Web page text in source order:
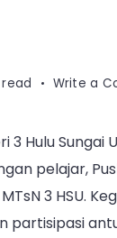
Write a
3 Hulu Sungai
pelajar,
3 HSU.
partisipasi